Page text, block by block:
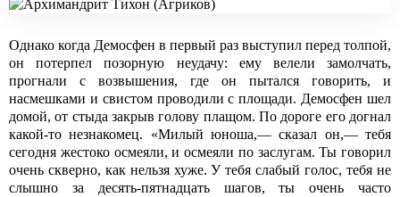
Однако когда Демосфен в первый раз выступил перед толпой,
он потерпел позорную неудачу: ему велели замолчать,
прогнали с возвышения, где он пытался говорить, и
насмешками и свистом проводили с площади. Демосфен шел
домой, от стыда закрыв голову плащом. По дороге его догнал
какой-то незнакомец. «Милый юноша,— сказал он,— тебя
сегодня жестоко осмеяли, и осмеяли по заслугам. Ты говорил
очень скверно, как нельзя хуже. У тебя слабый голос, тебя не
слышно за десять-пятнадцать шагов, ты очень часто